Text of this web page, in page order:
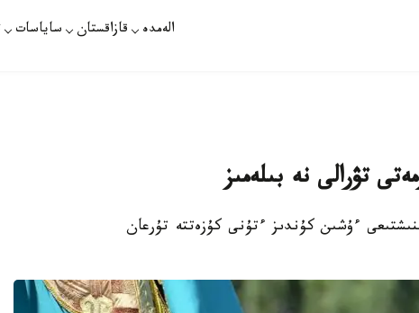
الەمدە قازاقستان ساياسات
– 18- تامىز - ەل تىنىشتىعى ءۇشىن كۇندىز ءتۇنى كۇزەتتە تۇرعان